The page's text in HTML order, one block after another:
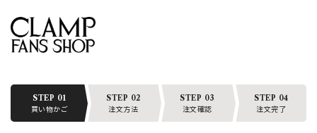
STEP 01
買い物かご
STEP 02
注文方法
STEP 03
注文確認
STEP 04
注文完了